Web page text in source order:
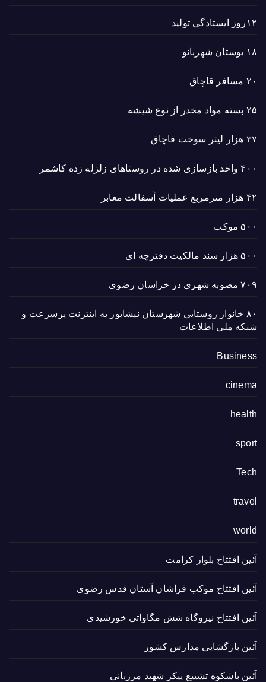
۱۲روز ایستادگی تولید
۱۸ بوستان شهربانو
۲۰ مسافر قاچاق
۲۵ بسته مواد مخدر از نوع شیشه
۳۷ هزار لیتر سوخت قاچاق
۴۰۰ واحد بازسازی شده در روستاهای زلزله زده کاشمر
۴۲ هزار مترمربع عملیات آسفالت معابر
۵۰۰ موکب
۵۰۰ هزار سند مالکیت دفترچه ای
۷۰۹ مصوبه شهری در خراسان رضوی
۸۰ خانوار روستایی شهرستان نیشابور به اینترنت پرسرعت و
شبکه ملی اطلاعات
Business
cinema
health
sport
Tech
travel
world
آئین افتتاح بلوار کرامت
آئین افتتاح موکب فراشان آستان قدس رضوی
آئین افتتاح نیروگاه شش مگاواتی خورشیدی
آئین بازگشایی مدارس کشور
آئین باشکوه تشییع پیکر شهید مرزبانی